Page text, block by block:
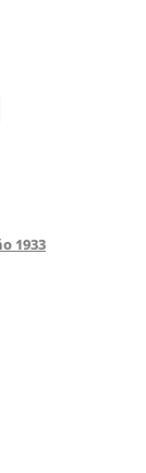
1933